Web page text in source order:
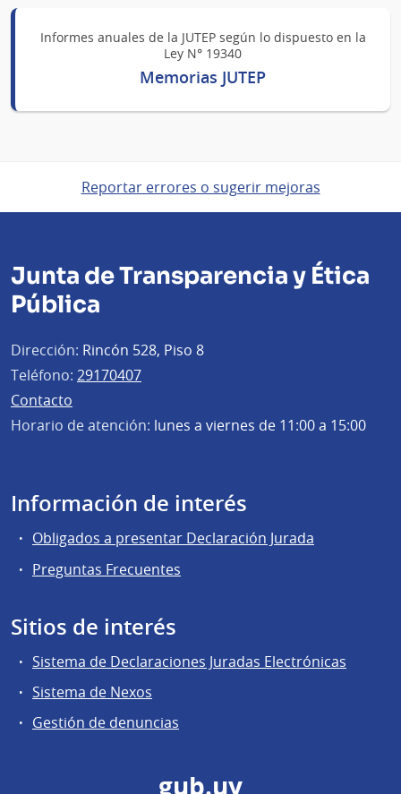
Memorias JUTEP
Informes anuales de la JUTEP según lo dispuesto en la
Ley N° 19340
Reportar errores o sugerir mejoras
Junta de Transparencia y Ética
Pública
Dirección: Rincón 528, Piso 8
Teléfono: 29170407
Contacto
Horario de atención: lunes a viernes de 11:00 a 15:00
Información de interés
Obligados a presentar Declaración Jurada
Preguntas Frecuentes
Sitios de interés
Sistema de Declaraciones Juradas Electrónicas
Sistema de Nexos
Gestión de denuncias
gub.uy